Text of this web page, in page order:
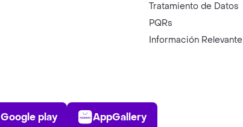
Tratamiento de Datos
PQRs
Información Relevante
Play Store
Google play
AppGallery
AppGallery